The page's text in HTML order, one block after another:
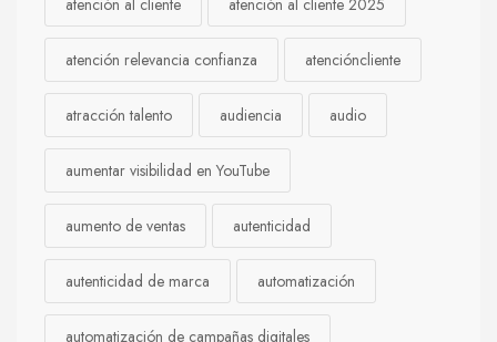
atención al cliente atención al cliente 2025
atención relevancia confianza atencióncliente
atracción talento audiencia audio
aumentar visibilidad en YouTube
aumento de ventas autenticidad
autenticidad de marca automatización
automatización de campañas digitales